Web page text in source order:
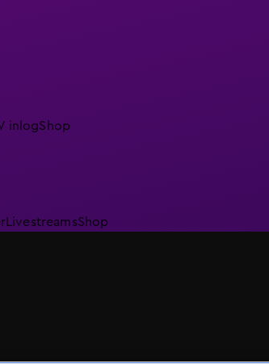
inlogShop
LivestreamsShop